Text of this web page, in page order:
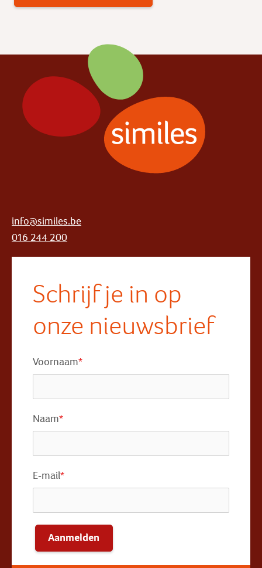
info@similes.be
016 244 200
Schrijf je in op
onze nieuwsbrief
Voornaam*
Naam*
E-mail*
Aanmelden